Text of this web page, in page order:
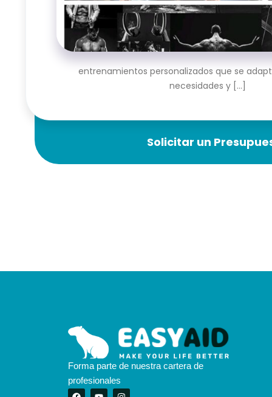
entrenamientos personalizados que se
necesidades y [...]
Solicitar un
Forma parte de nuestra cartera de
profesionales